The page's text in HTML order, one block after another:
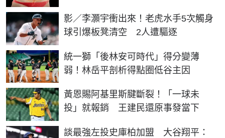
影／李灝宇衝出來！老虎水手5次觸身
球引爆板凳清空 2人遭驅逐
統一獅「後林安可時代」得分變薄
弱！林岳平剖析得點圈低谷主因
黃恩賜阿基里斯腱斷裂！「一球未
投」就報銷 王建民還原事發當下
談最強左投史庫柏加盟 大谷翔平：